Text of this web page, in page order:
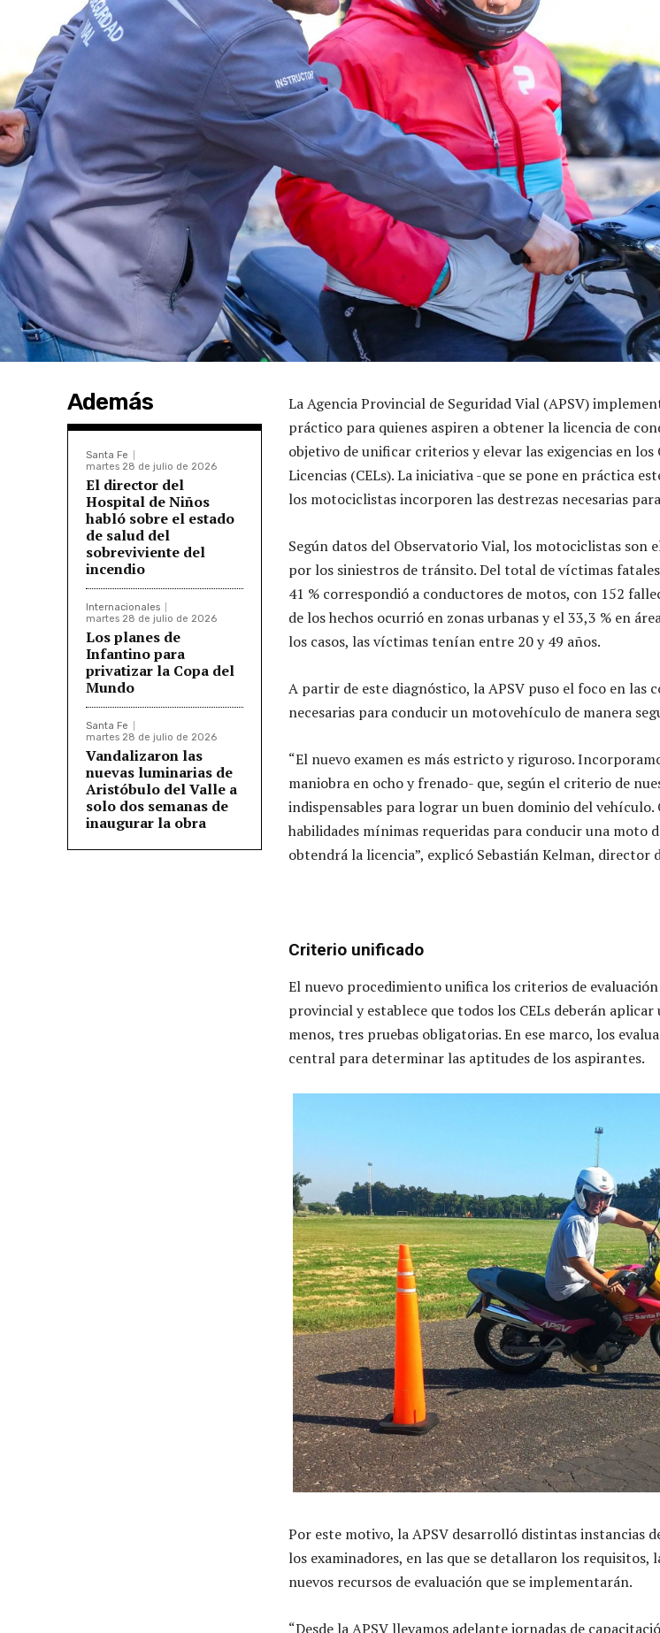
Además
Santa Fe
martes 28 de julio de 2026
El director del
Hospital de Niños
habló sobre el estado
de salud del
sobreviviente del
incendio
Internacionales
martes 28 de julio de 2026
Los planes de
Infantino para
privatizar la Copa del
Mundo
Santa Fe
martes 28 de julio de 2026
Vandalizaron las
nuevas luminarias de
Aristóbulo del Valle a
solo dos semanas de
inaugurar la obra
La Agencia Provincial de Seguridad Vial (APSV)
práctico para quienes aspiren a obtener la licencia de
objetivo de unificar criterios y elevar las exigencias en los
Licencias (CELs). La iniciativa -que se pone en práctica
los motociclistas incorporen las destrezas necesarias
Según datos del Observatorio Vial, los motociclistas son
por los siniestros de tránsito. Del total de víctimas
41 % correspondió a conductores de motos, con 152
de los hechos ocurrió en zonas urbanas y el 33,3 % en
los casos, las víctimas tenían entre 20 y 49 años.
A partir de este diagnóstico, la APSV puso el foco en las
necesarias para conducir un motovehículo de manera
“El nuevo examen es más estricto y riguroso.
maniobra en ocho y frenado- que, según el criterio de
indispensables para lograr un buen dominio del vehículo.
habilidades mínimas requeridas para conducir una moto
obtendrá la licencia”, explicó Sebastián Kelman, director
Criterio unificado
El nuevo procedimiento unifica los criterios de
provincial y establece que todos los CELs deberán aplicar
menos, tres pruebas obligatorias. En ese marco, los
central para determinar las aptitudes de los aspirantes.
Por este motivo, la APSV desarrolló distintas instancias
los examinadores, en las que se detallaron los requisitos,
nuevos recursos de evaluación que se implementarán.
“Desde la APSV llevamos adelante jornadas de